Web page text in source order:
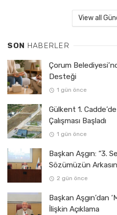
View all
SON HABERLER
Çorum
Desteği
1 gün önce
Gülkent 1.
Çalışması Başladı
1 gün önce
Başkan Aşgın: “3.
Sözümüzün
2 gün önce
Başkan Aşgın’dan
İlişkin Açıklama